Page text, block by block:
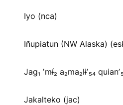
Iyo (nca)
Iñupiatun (NW Alaska)
Jag₁ ʼmɨ́₂ a₂ma₂lɨʼ₅₄
Jakalteko (jac)